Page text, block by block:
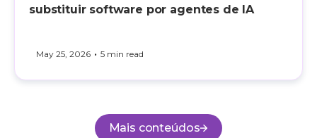
substituir software por agentes de IA
May 25, 2026 • 5 min read
Mais conteúdos